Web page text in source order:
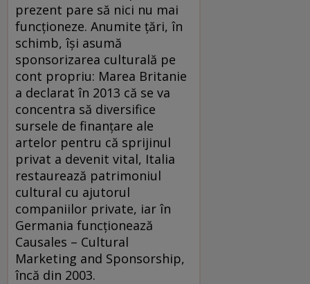
prezent pare să nici nu mai
funcţioneze. Anumite ţări, în
schimb, îşi asumă
sponsorizarea culturală pe
cont propriu: Marea Britanie
a declarat în 2013 că se va
concentra să diversifice
sursele de finanţare ale
artelor pentru că sprijinul
privat a devenit vital, Italia
restaurează patrimoniul
cultural cu ajutorul
companiilor private, iar în
Germania funcţionează
Causales – Cultural
Marketing and Sponsorship,
încă din 2003.